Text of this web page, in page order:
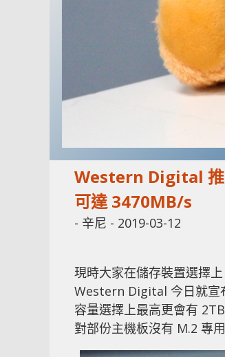
Western Digital 推
可達 3470MB/s
- 辛尼 - 2019-03-12
現時大家在儲存裝置選擇
Western Digital 今日就宣
容量選擇上最高更會有
對部份主機板沒有 M.2 專